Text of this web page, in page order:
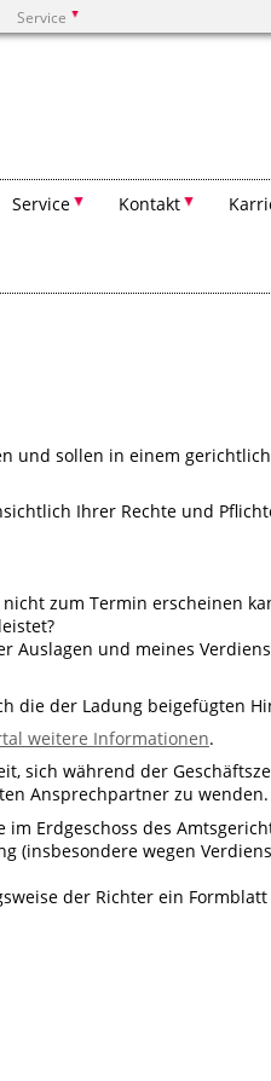
Service
Service Kontakt
und sollen in einem
Ihrer Rechte und
zum Termin erscheinen
Auslagen und meines
die der Ladung beigefügten
weitere Informationen.
sich während der
Ansprechpartner zu wenden.
Erdgeschoss des
(insbesondere wegen
der Richter ein